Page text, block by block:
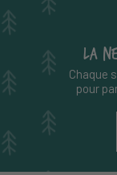
LA
Chaque
pour